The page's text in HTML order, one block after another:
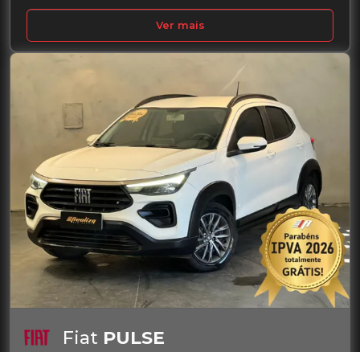
Ver mais
Fiat PULSE